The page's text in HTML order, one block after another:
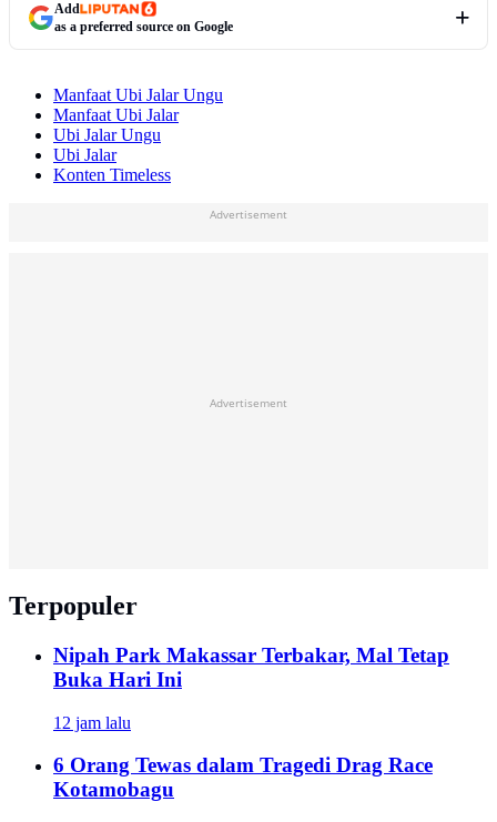
Add
as a preferred source on Google
Manfaat Ubi Jalar Ungu
Manfaat Ubi Jalar
Ubi Jalar Ungu
Ubi Jalar
Konten Timeless
Advertisement
Advertisement
Terpopuler
Nipah Park Makassar Terbakar, Mal Tetap
Buka Hari Ini
12 jam lalu
6 Orang Tewas dalam Tragedi Drag Race
Kotamobagu